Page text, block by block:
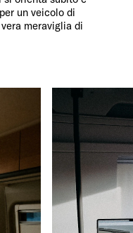
un veicolo di
meraviglia di